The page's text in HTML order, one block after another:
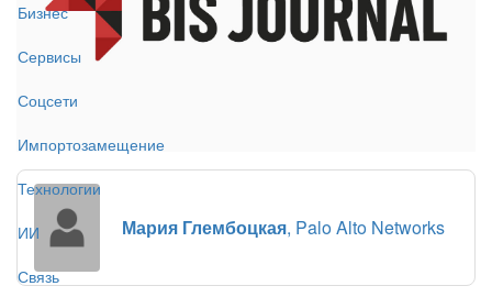
Бизнес
Сервисы
Соцсети
Импортозамещение
Технологии
ИИ
Связь
Мария Глембоцкая, Palo Alto Networks